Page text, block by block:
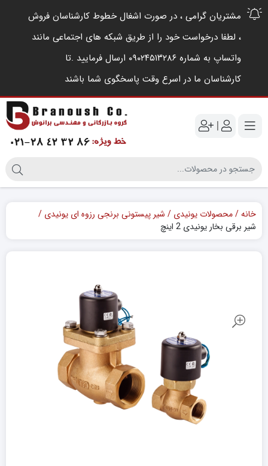
مشتریان گرامی ، در صورت اشغال خطوط کارشناسان فروش
، لطفا درخواست خود را از طریق شبکه های اجتماعی مانند
واتساپ به شماره ۰۹۰۲۴۵۱۳۲۸۶ ارسال فرمایید .‌تا
کارشناسان ما در اسرع وقت پاسخگوی شما باشند
|
خانه محصولات یونیدی
شیر پیستونی برنجی رزوه ای یونیدی
شیر برقی بخار یونیدی 2 اینچ